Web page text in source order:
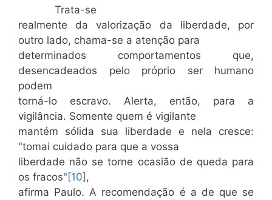
Trata-se
realmente da valorização da liberdade, por
outro lado, chama-se a atenção para
determinados comportamentos que,
desencadeados pelo próprio ser humano
podem
torná-lo escravo. Alerta, então, para a
vigilância. Somente quem é vigilante
mantém sólida sua liberdade e nela cresce:
"tomai cuidado para que a vossa
liberdade não se torne ocasião de queda para
os fracos" [10] ,
afirma Paulo. A recomendação é a de que se